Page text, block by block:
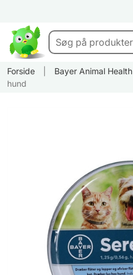
Forside Bayer Animal Health
hund